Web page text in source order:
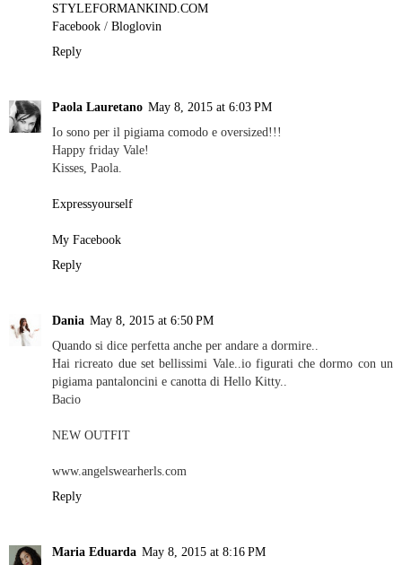
STYLEFORMANKIND.COM
Facebook / Bloglovin
Reply
Paola Lauretano May 8, 2015 at 6:03 PM
Io sono per il pigiama comodo e oversized!!!
Happy friday Vale!
Kisses, Paola.
Expressyourself
My Facebook
Reply
Dania May 8, 2015 at 6:50 PM
Quando si dice perfetta anche per andare a dormire..
Hai ricreato due set bellissimi Vale..io figurati che dormo con un
pigiama pantaloncini e canotta di Hello Kitty..
Bacio
NEW OUTFIT
www.angelswearherls.com
Reply
Maria Eduarda May 8, 2015 at 8:16 PM